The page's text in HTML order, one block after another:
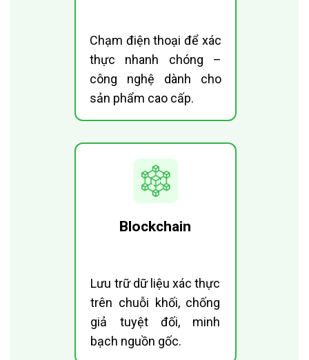
Chạm điện thoại để xác
thực nhanh chóng –
công nghệ dành cho
sản phẩm cao cấp.
Blockchain
Lưu trữ dữ liệu xác thực
trên chuỗi khối, chống
giả tuyệt đối, minh
bạch nguồn gốc.